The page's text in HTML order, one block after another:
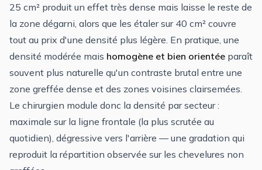
25 cm² produit un effet très dense mais laisse le reste de
la zone dégarni, alors que les étaler sur 40 cm² couvre
tout au prix d'une densité plus légère. En pratique, une
densité modérée mais homogène et bien orientée paraît
souvent plus naturelle qu'un contraste brutal entre une
zone greffée dense et des zones voisines clairsemées.
Le chirurgien module donc la densité par secteur :
maximale sur la ligne frontale (la plus scrutée au
quotidien), dégressive vers l'arrière — une gradation qui
reproduit la répartition observée sur les chevelures non